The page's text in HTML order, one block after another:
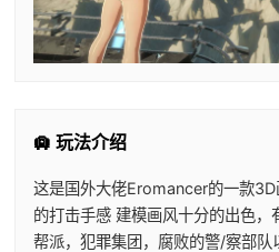
🛄 玩法介绍
这是国外大佬Eromancer的一款
的打击手感 建模画风十分的出色
帮派，犯罪集团，腐败的警/察部